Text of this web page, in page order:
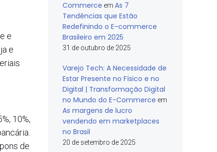
e
e
10%,
de
Commerce em As 7
Tendências que Estão
Redefinindo o E-commerce
Brasileiro em 2025
31 de outubro de 2025
Varejo Tech: A Necessidade de
Estar Presente no Físico e no
Digital | Transformação Digital
no Mundo do E-Commerce em
As margens de lucro
vendendo em marketplaces
no Brasil
20 de setembro de 2025